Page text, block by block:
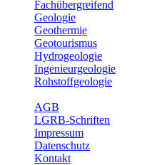
Fachübergreifend
Geologie
Geothermie
Geotourismus
Hydrogeologie
Ingenieurgeologie
Rohstoffgeologie
AGB
LGRB-Schriften
Impressum
Datenschutz
Kontakt